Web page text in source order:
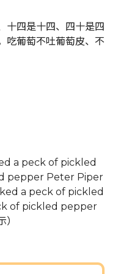
十四是十四、四十是四
吃葡萄不吐葡萄皮、不
a peck of pickled
pepper Peter Piper
a peck of pickled
of pickled pepper